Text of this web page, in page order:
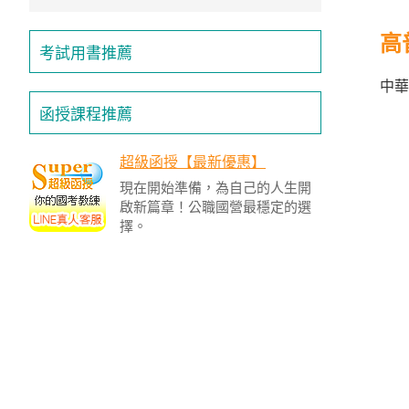
考試用書推薦
函授課程推薦
超級函授【最新優惠】
現在開始準備，為自己的人生開
啟新篇章！公職國營最穩定的選
擇。
高
中